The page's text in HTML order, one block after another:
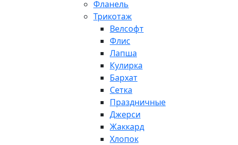
Фланель
Трикотаж
Велсофт
Флис
Лапша
Кулирка
Бархат
Сетка
Праздничные
Джерси
Жаккард
Хлопок